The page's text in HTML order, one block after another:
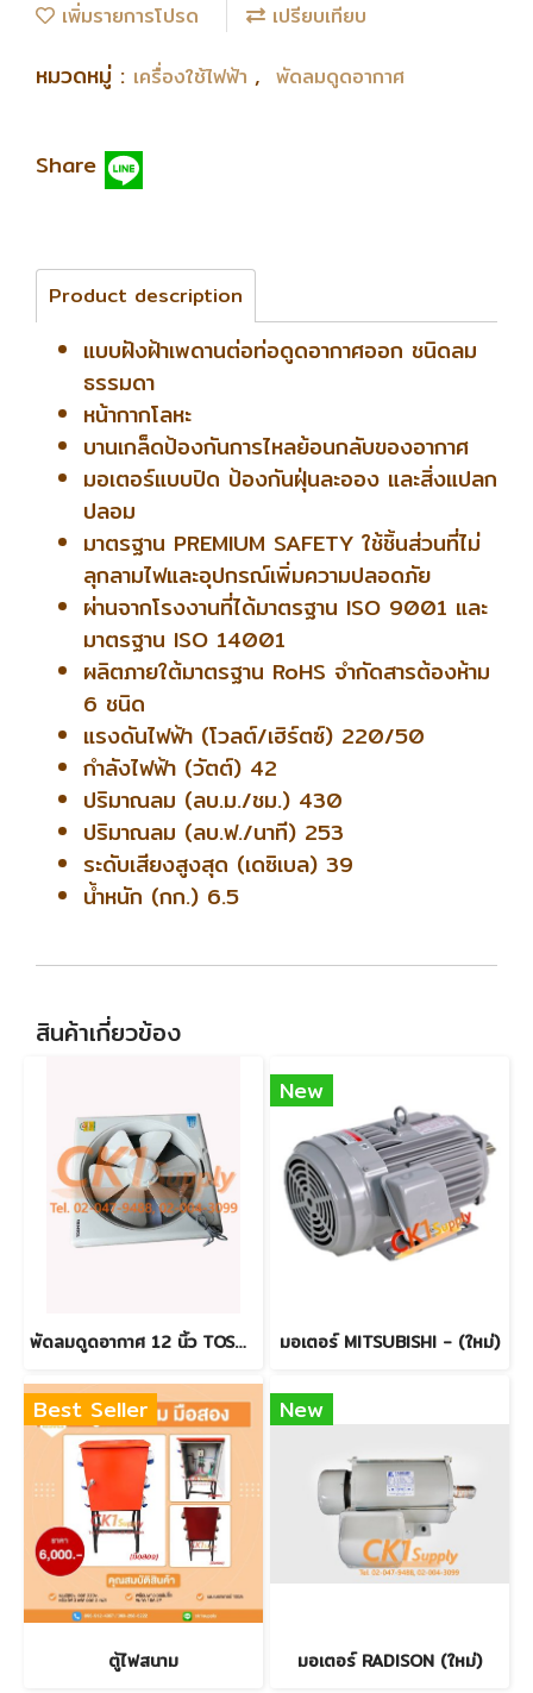
เพิ่มรายการโปรด เปรียบเทียบ
หมวดหมู่ : เครื่องใช้ไฟฟ้า , พัดลมดูดอากาศ
Share
Product description
แบบฝังฝ้าเพดานต่อท่อดูดอากาศออก ชนิดลม
ธรรมดา
หน้ากากโลหะ
บานเกล็ดป้องกันการไหลย้อนกลับของอากาศ
มอเตอร์แบบปิด ป้องกันฝุ่นละออง และสิ่งแปลก
ปลอม
มาตรฐาน PREMIUM SAFETY ใช้ชิ้นส่วนที่ไม่
ลุกลามไฟและอุปกรณ์เพิ่มความปลอดภัย
ผ่านจากโรงงานที่ได้มาตรฐาน ISO 9001 และ
มาตรฐาน ISO 14001
ผลิตภายใต้มาตรฐาน RoHS จำกัดสารต้องห้าม
6 ชนิด
แรงดันไฟฟ้า (โวลต์/เฮิร์ตซ์) 220/50
กำลังไฟฟ้า (วัตต์) 42
ปริมาณลม (ลบ.ม./ชม.) 430
ปริมาณลม (ลบ.ฟ./นาที) 253
ระดับเสียงสูงสุด (เดซิเบล) 39
น้ำหนัก (กก.) 6.5
สินค้าเกี่ยวข้อง
พัดลมดูดอากาศ 12 นิ้ว TOSHIBA
New
มอเตอร์ MITSUBISHI - (ใหม่)
Best Seller
ตู้ไฟสนาม
New
มอเตอร์ RADISON (ใหม่)